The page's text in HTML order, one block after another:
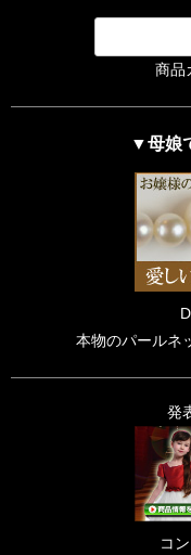
商品
▼母娘
本物のパールネ
発
コ